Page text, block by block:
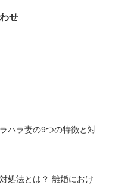
せ
ハラ妻の9つの特徴と対
処法とは？ 離婚におけ